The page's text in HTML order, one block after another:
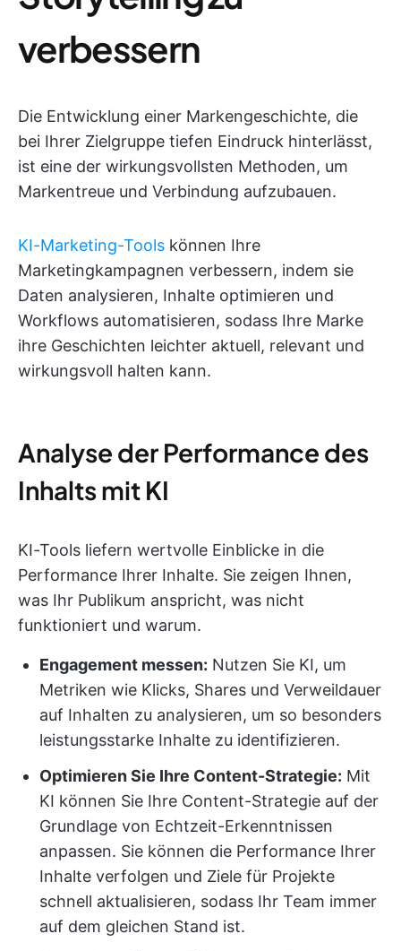
verbessern
Die Entwicklung einer Markengeschichte, die
bei Ihrer Zielgruppe tiefen Eindruck hinterlässt,
ist eine der wirkungsvollsten Methoden, um
Markentreue und Verbindung aufzubauen.
KI-Marketing-Tools können Ihre
Marketingkampagnen verbessern, indem sie
Daten analysieren, Inhalte optimieren und
Workflows automatisieren, sodass Ihre Marke
ihre Geschichten leichter aktuell, relevant und
wirkungsvoll halten kann.
Analyse der Performance des
Inhalts mit KI
KI-Tools liefern wertvolle Einblicke in die
Performance Ihrer Inhalte. Sie zeigen Ihnen,
was Ihr Publikum anspricht, was nicht
funktioniert und warum.
Engagement messen: Nutzen Sie KI, um
Metriken wie Klicks, Shares und Verweildauer
auf Inhalten zu analysieren, um so besonders
leistungsstarke Inhalte zu identifizieren.
Optimieren Sie Ihre Content-Strategie: Mit
KI können Sie Ihre Content-Strategie auf der
Grundlage von Echtzeit-Erkenntnissen
anpassen. Sie können die Performance Ihrer
Inhalte verfolgen und Ziele für Projekte
schnell aktualisieren, sodass Ihr Team immer
auf dem gleichen Stand ist.